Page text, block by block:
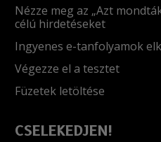
Nézze meg az „Azt
célú hirdetéseket
Ingyenes e-tanfolyamok
Végezze el a tesztet
Füzetek letöltése
CSELEKEDJEN!